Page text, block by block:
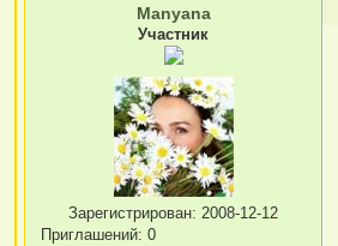
Manyana
Участник
Зарегистрирован: 2008-12-12
Приглашений: 0